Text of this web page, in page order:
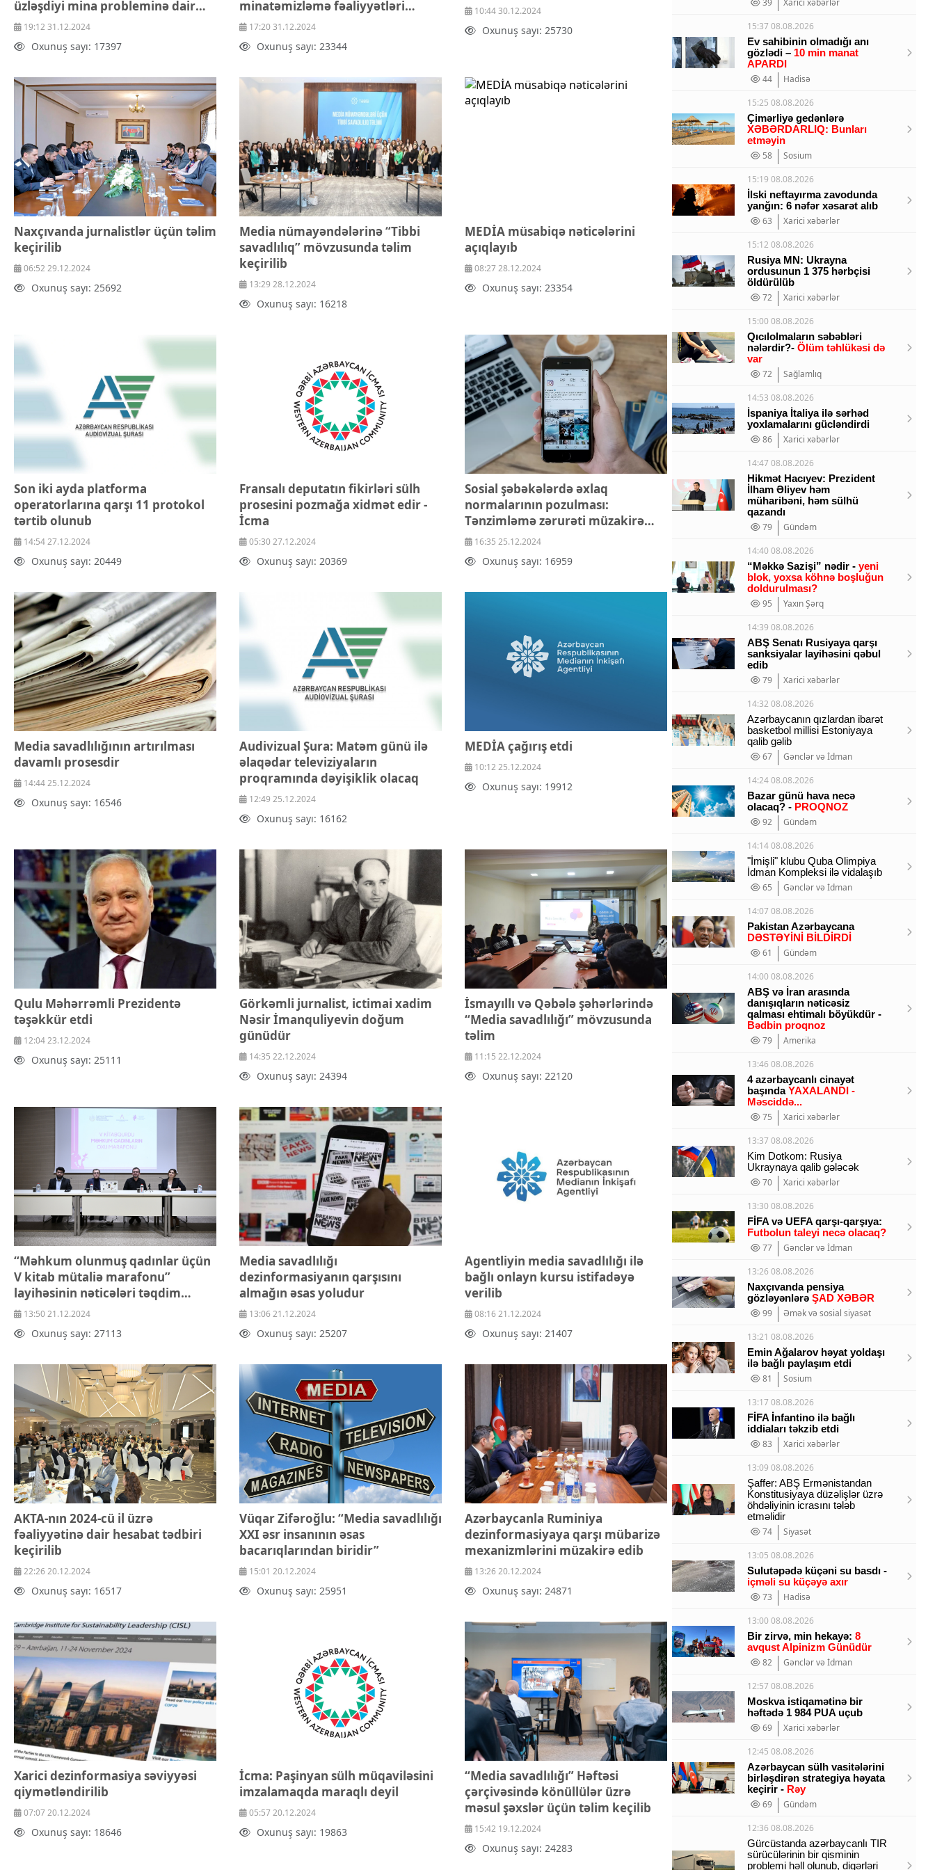
İqtisadiyyat
İqtisadi xəbərlər
Energetika
Neft-qaz
Kənd təsərrüfatı
Hərbi sənaye
Telekommunikasiya və nəqliyyat
Cəmiyyət
Crossmedia.az - 1 yaş
Siyasət
Məhkəmə və hüquq
Ekologiya
Zəfər - 5
Gənclər və İdman
Media və QHT
Hadisə
Sağlamlıq
Sosium
Mətbuat-150
Əlaqə
Missiyamız
üzləşdiyi mina probleminə dair
məqalə dərc olunub
19:12 31.12.2024
Oxunuş sayı: 17397
minatəmizləmə fəaliyyətləri
haqqında məqalə dərc olunub
17:20 31.12.2024
Oxunuş sayı: 23344
10:44 30.12.2024
Oxunuş sayı: 25730
Naxçıvanda jurnalistlər üçün təlim
keçirilib
06:52 29.12.2024
Oxunuş sayı: 25692
Media nümayəndələrinə “Tibbi
savadlılıq” mövzusunda təlim
keçirilib
13:29 28.12.2024
Oxunuş sayı: 16218
MEDİA müsabiqə nəticələrini
açıqlayıb
08:27 28.12.2024
Oxunuş sayı: 23354
Son iki ayda platforma
operatorlarına qarşı 11 protokol
tərtib olunub
14:54 27.12.2024
Oxunuş sayı: 20449
Fransalı deputatın fikirləri sülh
prosesini pozmağa xidmət edir -
İcma
05:30 27.12.2024
Oxunuş sayı: 20369
Sosial şəbəkələrdə əxlaq
normalarının pozulması:
Tənzimləmə zərurəti müzakirə
edilir
16:35 25.12.2024
Oxunuş sayı: 16959
Media savadlılığının artırılması
davamlı prosesdir
14:44 25.12.2024
Oxunuş sayı: 16546
Audivizual Şura: Matəm günü ilə
əlaqədar televiziyaların
proqramında dəyişiklik olacaq
12:49 25.12.2024
Oxunuş sayı: 16162
MEDİA çağırış etdi
10:12 25.12.2024
Oxunuş sayı: 19912
Qulu Məhərrəmli Prezidentə
təşəkkür etdi
12:04 23.12.2024
Oxunuş sayı: 25111
Görkəmli jurnalist, ictimai xadim
Nəsir İmanquliyevin doğum
günüdür
14:35 22.12.2024
Oxunuş sayı: 24394
İsmayıllı və Qəbələ şəhərlərində
“Media savadlılığı” mövzusunda
təlim
11:15 22.12.2024
Oxunuş sayı: 22120
“Məhkum olunmuş qadınlar üçün
V kitab mütaliə marafonu”
layihəsinin nəticələri təqdim
olunub
13:50 21.12.2024
Oxunuş sayı: 27113
Media savadlılığı
dezinformasiyanın qarşısını
almağın əsas yoludur
13:06 21.12.2024
Oxunuş sayı: 25207
Agentliyin media savadlılığı ilə
bağlı onlayn kursu istifadəyə
verilib
08:16 21.12.2024
Oxunuş sayı: 21407
AKTA-nın 2024-cü il üzrə
fəaliyyətinə dair hesabat tədbiri
keçirilib
22:26 20.12.2024
Oxunuş sayı: 16517
Vüqar Zifəroğlu: “Media savadlılığı
XXI əsr insanının əsas
bacarıqlarından biridir”
15:01 20.12.2024
Oxunuş sayı: 25951
Azərbaycanla Ruminiya
dezinformasiyaya qarşı mübarizə
mexanizmlərini müzakirə edib
13:26 20.12.2024
Oxunuş sayı: 24871
Xarici dezinformasiya səviyyəsi
qiymətləndirilib
07:07 20.12.2024
Oxunuş sayı: 18646
İcma: Paşinyan sülh müqaviləsini
imzalamaqda maraqlı deyil
05:57 20.12.2024
Oxunuş sayı: 19863
“Media savadlılığı” Həftəsi
çərçivəsində könüllülər üzrə
məsul şəxslər üçün təlim keçilib
15:42 19.12.2024
Oxunuş sayı: 24283
39
Xarici xəbərlər
15:37 08.08.2026
Ev sahibinin olmadığı anı
gözlədi – 10 min manat
APARDI
44
Hadisə
15:25 08.08.2026
Çimərliyə gedənlərə
XƏBƏRDARLIQ: Bunları
etməyin
58
Sosium
15:19 08.08.2026
İlski neftayırma zavodunda
yanğın: 6 nəfər xəsarət alıb
63
Xarici xəbərlər
15:12 08.08.2026
Rusiya MN: Ukrayna
ordusunun 1 375 hərbçisi
öldürülüb
72
Xarici xəbərlər
15:00 08.08.2026
Qıcılolmaların səbəbləri
nələrdir?- Ölüm təhlükəsi də
var
72
Sağlamlıq
14:53 08.08.2026
İspaniya İtaliya ilə sərhəd
yoxlamalarını gücləndirdi
86
Xarici xəbərlər
14:47 08.08.2026
Hikmət Hacıyev: Prezident
İlham Əliyev həm
müharibəni, həm sülhü
qazandı
79
Gündəm
14:40 08.08.2026
“Məkkə Sazişi” nədir - yeni
blok, yoxsa köhnə boşluğun
doldurulması?
95
Yaxın Şərq
14:39 08.08.2026
ABŞ Senatı Rusiyaya qarşı
sanksiyalar layihəsini qəbul
edib
79
Xarici xəbərlər
14:32 08.08.2026
Azərbaycanın qızlardan ibarət
basketbol millisi Estoniyaya
qalib gəlib
67
Gənclər və İdman
14:24 08.08.2026
Bazar günü hava necə
olacaq? - PROQNOZ
92
Gündəm
14:14 08.08.2026
"İmişli" klubu Quba Olimpiya
İdman Kompleksi ilə vidalaşıb
65
Gənclər və İdman
14:07 08.08.2026
Pakistan Azərbaycana
DƏSTƏYİNİ BİLDİRDİ
61
Gündəm
14:00 08.08.2026
ABŞ və İran arasında
danışıqların nəticəsiz
qalması ehtimalı böyükdür -
Bədbin proqnoz
79
Amerika
13:46 08.08.2026
4 azərbaycanlı cinayət
başında YAXALANDI -
Məsciddə...
75
Xarici xəbərlər
13:37 08.08.2026
Kim Dotkom: Rusiya
Ukraynaya qalib gələcək
70
Xarici xəbərlər
13:30 08.08.2026
FİFA və UEFA qarşı-qarşıya:
Futbolun taleyi necə olacaq?
77
Gənclər və İdman
13:26 08.08.2026
Naxçıvanda pensiya
gözləyənlərə ŞAD XƏBƏR
99
Əmək və sosial siyasət
13:21 08.08.2026
Emin Ağalarov həyat yoldaşı
ilə bağlı paylaşım etdi
81
Sosium
13:17 08.08.2026
FİFA İnfantino ilə bağlı
iddiaları təkzib etdi
83
Xarici xəbərlər
13:09 08.08.2026
Şaffer: ABŞ Ermənistandan
Konstitusiyaya düzəlişlər üzrə
öhdəliyinin icrasını tələb
etməlidir
74
Siyasət
13:05 08.08.2026
Sulutəpədə küçəni su basdı -
içməli su küçəyə axır
73
Hadisə
13:00 08.08.2026
Bir zirvə, min hekayə: 8
avqust Alpinizm Günüdür
82
Gənclər və İdman
12:57 08.08.2026
Moskva istiqamətinə bir
həftədə 1 984 PUA uçub
69
Xarici xəbərlər
12:45 08.08.2026
Azərbaycan sülh vasitələrini
birləşdirən strategiya həyata
keçirir - Rəy
69
Gündəm
12:36 08.08.2026
Gürcüstanda azərbaycanlı TIR
sürücülərinin bir qisminin
problemi həll olunub, digərləri